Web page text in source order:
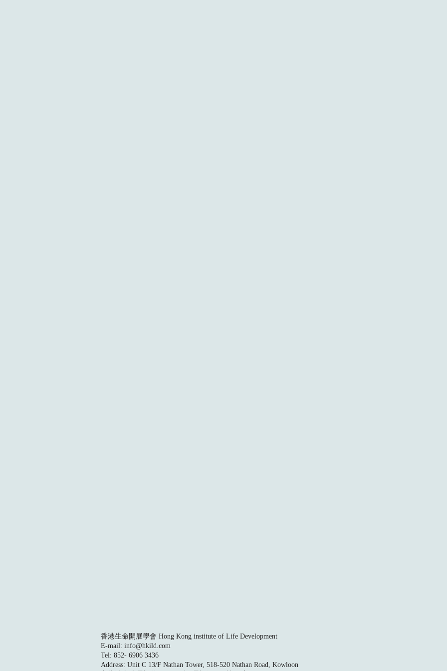
香港生命開展學會 Hong Kong institute of Life Development
E-mail: info@hkild.com
Tel: 852- 6906 3436
Address: Unit C 13/F Nathan Tower, 518-520 Nathan Road, Kowloon